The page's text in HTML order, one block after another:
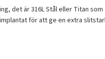
är 316L Stål eller Titan
för att ge en extra